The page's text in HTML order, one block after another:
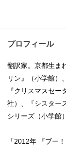
プロフィール
翻訳家。京都生ま
リン』（小学館）
『クリスマスセ
社）、『シスター
シリーズ（小学館
「2012年 『ブー